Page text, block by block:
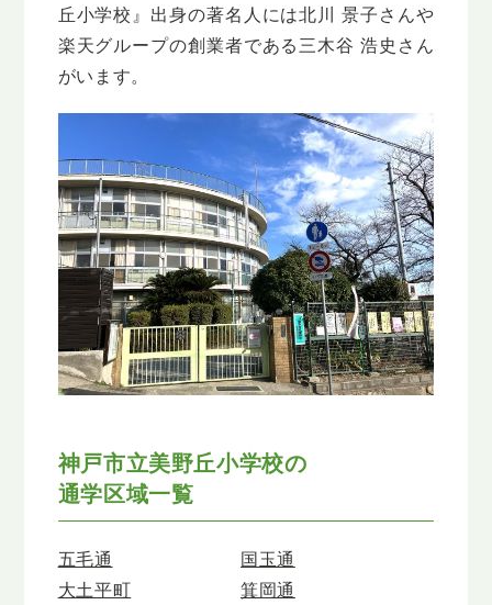
丘小学校』出身の著名人には北川 景子さんや
楽天グループの創業者である三木谷 浩史さん
がいます。
神戸市立美野丘小学校の
通学区域一覧
五毛通
国玉通
大土平町
箕岡通